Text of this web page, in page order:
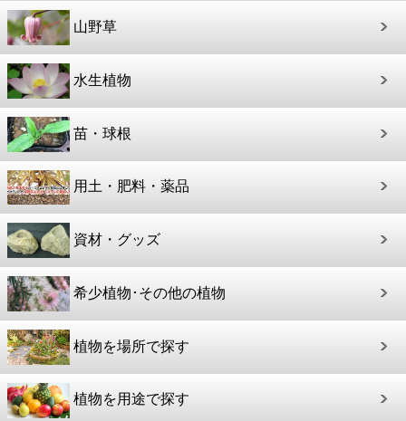
山野草
水生植物
苗・球根
用土・肥料・薬品
資材・グッズ
希少植物･その他の植物
植物を場所で探す
植物を用途で探す